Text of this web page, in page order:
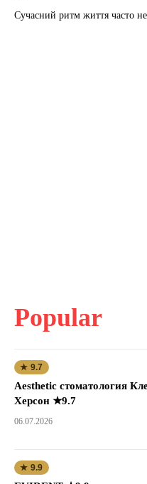
Сучасний ритм життя часто не
Popular
★ 9.7
Aesthetic стоматология
Херсон ★9.7
06.07.2026
★ 9.9